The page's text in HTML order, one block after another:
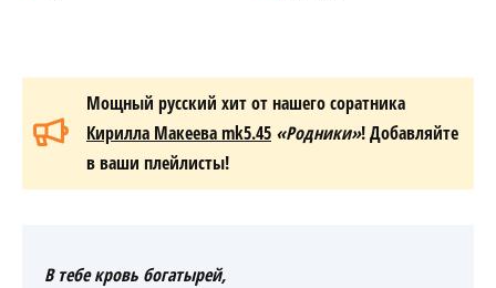
Мощный русский хит от нашего соратника
Кирилла Макееваmk5.45 «Родники»! Добавляйте
в ваши плейлисты!
В тебе кровь богатырей,